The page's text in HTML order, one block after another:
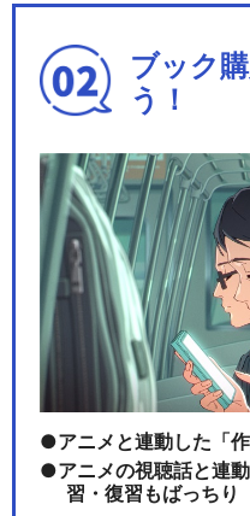
ブック
う！
アニメと連動した「
アニメの視聴話と連
習・復習もばっちり